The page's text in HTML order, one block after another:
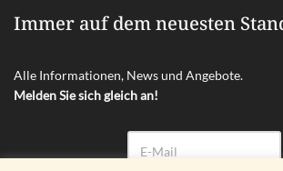
Immer auf dem neuesten
Alle Informationen, News und Angebote.
Melden Sie sich gleich an!